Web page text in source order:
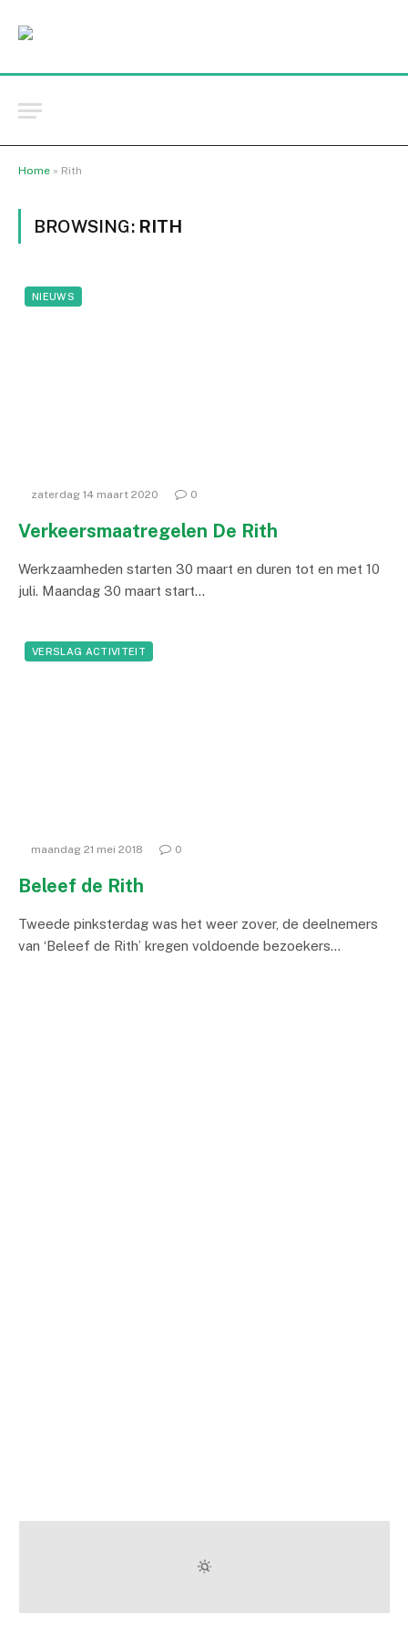
Home » Rith
BROWSING: RITH
NIEUWS
zaterdag 14 maart 2020 0
Verkeersmaatregelen De Rith
Werkzaamheden starten 30 maart en duren tot en met 10
juli. Maandag 30 maart start…
VERSLAG ACTIVITEIT
maandag 21 mei 2018 0
Beleef de Rith
Tweede pinksterdag was het weer zover, de deelnemers
van ‘Beleef de Rith’ kregen voldoende bezoekers…